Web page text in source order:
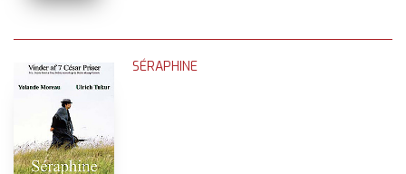
SÉRAPHINE